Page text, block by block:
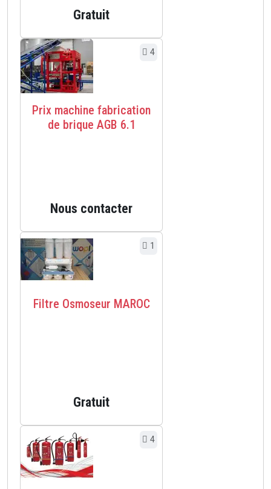
Gratuit
4
Prix machine fabrication
de brique AGB 6.1
Nous contacter
1
Filtre Osmoseur MAROC
Gratuit
4